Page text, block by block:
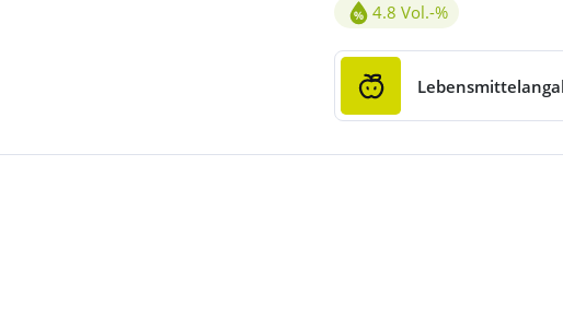
4.8 Vol.-%
Alkoholgehalt 4.8Vol.-%